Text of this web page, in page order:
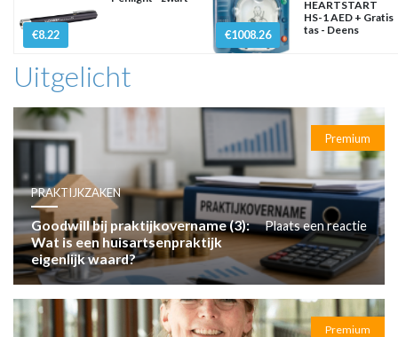
€8.22 €1008.26
HEARTSTART
HS-1 AED + Gratis
tas - Deens
Uitgelicht
Premium
PRAKTIJKZAKEN
Goodwill bij praktijkovername (3):
Wat is een huisartsenpraktijk
eigenlijk waard?
Plaats een reactie
Premium